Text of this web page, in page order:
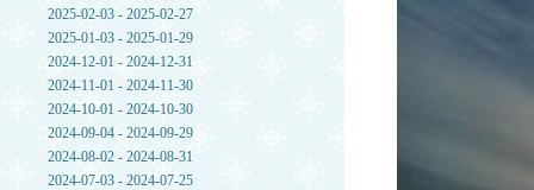
2025-02-03 - 2025-02-27
2025-01-03 - 2025-01-29
2024-12-01 - 2024-12-31
2024-11-01 - 2024-11-30
2024-10-01 - 2024-10-30
2024-09-04 - 2024-09-29
2024-08-02 - 2024-08-31
2024-07-03 - 2024-07-25